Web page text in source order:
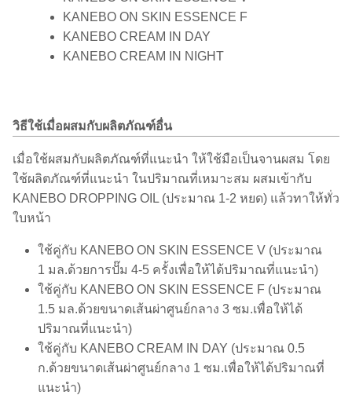
KANEBO ON SKIN ESSENCE F
KANEBO CREAM IN DAY
KANEBO CREAM IN NIGHT
วิธีใช้เมื่อผสมกับผลิตภัณฑ์อื่น
เมื่อใช้ผสมกับผลิตภัณฑ์ที่แนะนำ ให้ใช้มือเป็นจานผสม โดย
ใช้ผลิตภัณฑ์ที่แนะนำ ในปริมาณที่เหมาะสม ผสมเข้ากับ
KANEBO DROPPING OIL (ประมาณ 1-2 หยด) แล้วทาให้ทั่ว
ใบหน้า
ใช้คู่กับ KANEBO ON SKIN ESSENCE V (ประมาณ
1 มล.ด้วยการปั๊ม 4-5 ครั้งเพื่อให้ได้ปริมาณที่แนะนำ)
ใช้คู่กับ KANEBO ON SKIN ESSENCE F (ประมาณ
1.5 มล.ด้วยขนาดเส้นผ่าศูนย์กลาง 3 ซม.เพื่อให้ได้
ปริมาณที่แนะนำ)
ใช้คู่กับ KANEBO CREAM IN DAY (ประมาณ 0.5
ก.ด้วยขนาดเส้นผ่าศูนย์กลาง 1 ซม.เพื่อให้ได้ปริมาณที่
แนะนำ)